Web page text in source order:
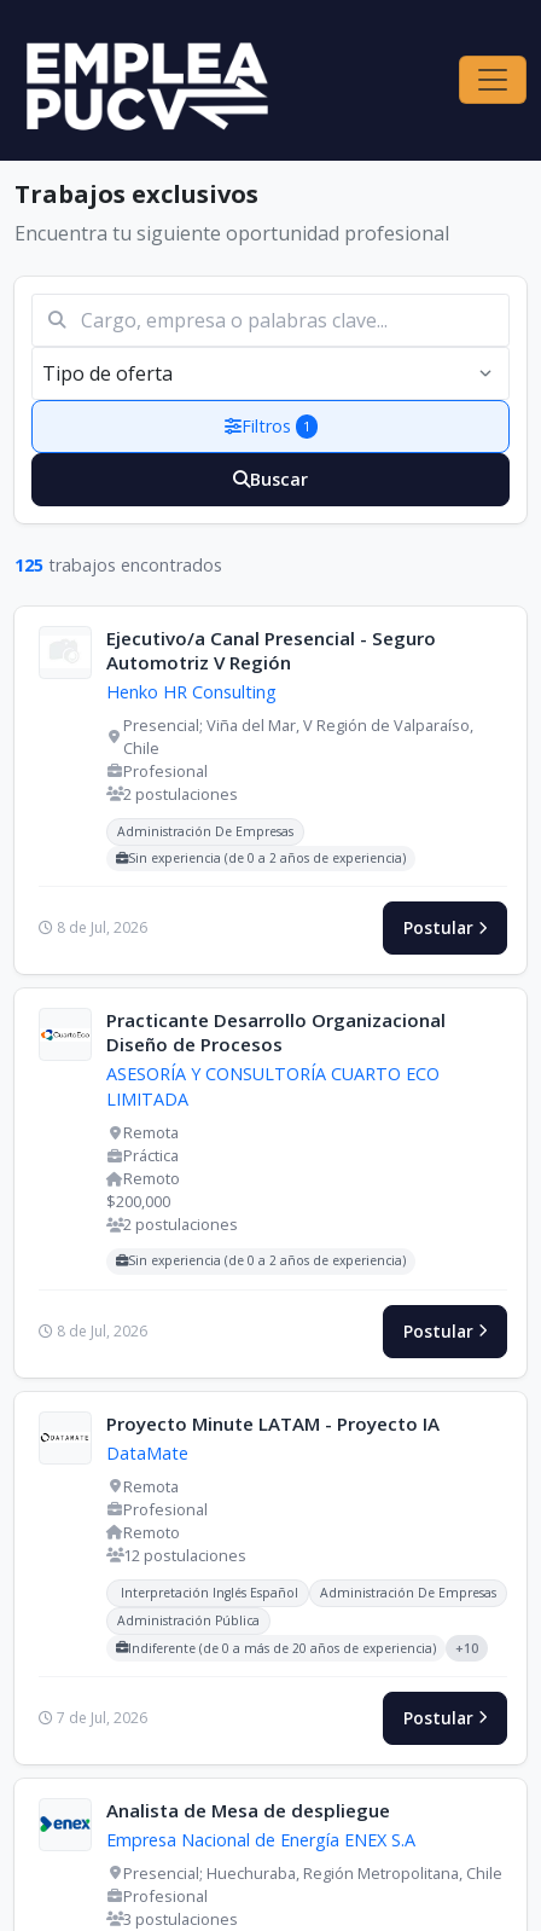
Trabajos exclusivos
Encuentra tu siguiente oportunidad profesional
Filtros 1
Buscar
125 trabajos encontrados
Ejecutivo/a Canal Presencial - Seguro
Automotriz V Región
Henko HR Consulting
Presencial; Viña del Mar, V Región de Valparaíso,
Chile
Profesional
2 postulaciones
Carreras buscadas:
Administración De Empresas
Sin experiencia (de 0 a 2 años de experiencia)
8 de Jul, 2026 Postular
Practicante Desarrollo Organizacional
Diseño de Procesos
ASESORÍA Y CONSULTORÍA CUARTO ECO
LIMITADA
Remota
Práctica
Remoto
$200,000
2 postulaciones
Carreras buscadas:
Sin experiencia (de 0 a 2 años de experiencia)
8 de Jul, 2026 Postular
Proyecto Minute LATAM - Proyecto IA
DataMate
Remota
Profesional
Remoto
12 postulaciones
Carreras buscadas:
Interpretación Inglés Español
Administración De Empresas
Administración Pública
Indiferente (de 0 a más de 20 años de experiencia)
+10
7 de Jul, 2026 Postular
Analista de Mesa de despliegue
Empresa Nacional de Energía ENEX S.A
Presencial; Huechuraba, Región Metropolitana, Chile
Profesional
3 postulaciones